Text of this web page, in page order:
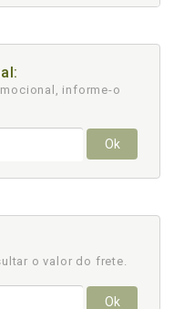
informe-o
Ok
o valor do frete.
Ok